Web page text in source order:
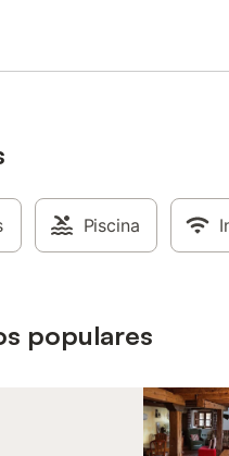
para
propiedad. No
metros de la
estación Avenida
autobuses por la
Piscina
populares